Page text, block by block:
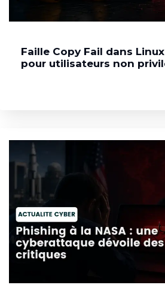
Faille Copy Fail dans
pour utilisateurs non